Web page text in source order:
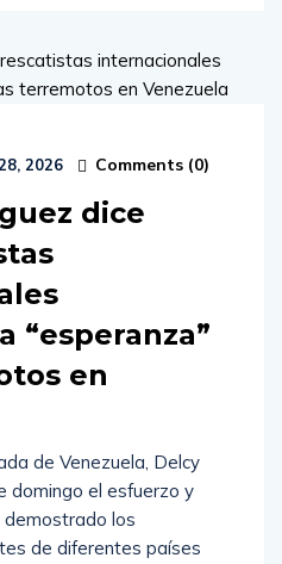
2026 Comments (0)
dice
“esperanza”
en
de Venezuela, Delcy
domingo el esfuerzo y
demostrado los
de diferentes países